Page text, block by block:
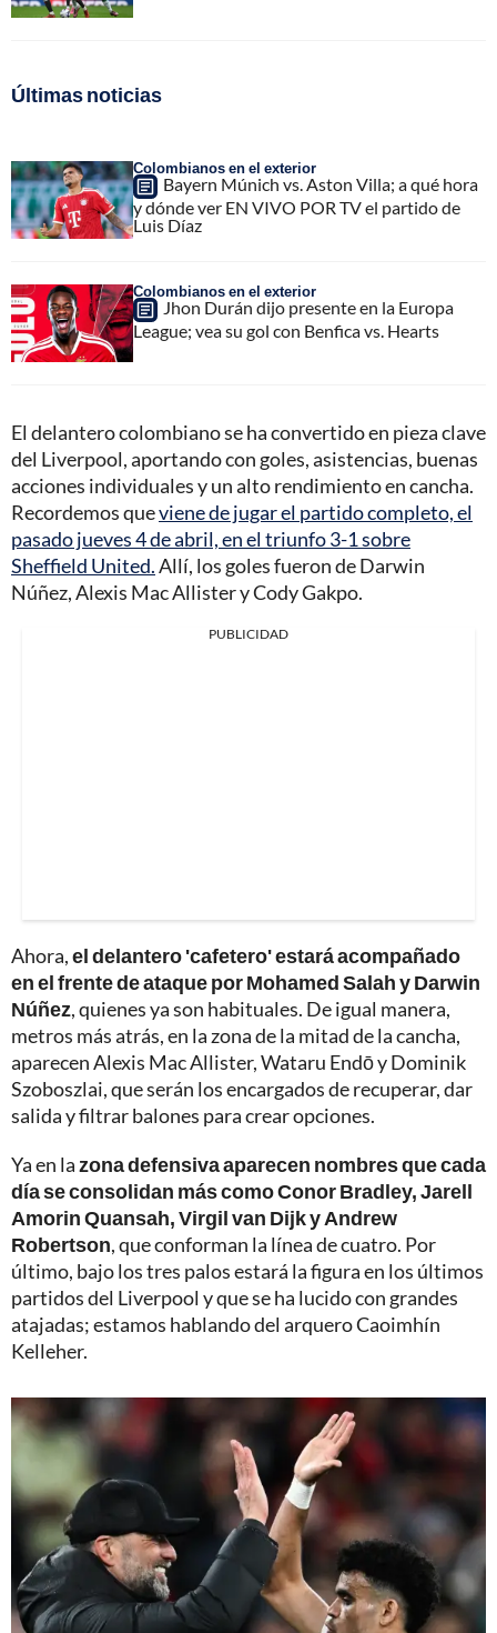
Últimas noticias
Colombianos en el exterior
Bayern Múnich vs. Aston Villa; a qué hora
y dónde ver EN VIVO POR TV el partido de
Luis Díaz
Colombianos en el exterior
Jhon Durán dijo presente en la Europa
League; vea su gol con Benfica vs. Hearts
El delantero colombiano se ha convertido en pieza clave
del Liverpool, aportando con goles, asistencias, buenas
acciones individuales y un alto rendimiento en cancha.
Recordemos queviene de jugar el partido completo, el
pasado jueves 4 de abril, en el triunfo 3-1 sobre
Sheffield United.Allí, los goles fueron de Darwin
Núñez, Alexis Mac Allister y Cody Gakpo.
PUBLICIDAD
Ahora,el delantero 'cafetero' estará acompañado
en el frente de ataque por Mohamed Salah y Darwin
Núñez, quienes ya son habituales. De igual manera,
metros más atrás, en la zona de la mitad de la cancha,
aparecen Alexis Mac Allister, Wataru Endō y Dominik
Szoboszlai, que serán los encargados de recuperar, dar
salida y filtrar balones para crear opciones.
Ya en lazona defensiva aparecen nombres que cada
día se consolidan más como Conor Bradley, Jarell
Amorin Quansah, Virgil van Dijk y Andrew
Robertson, que conforman la línea de cuatro. Por
último, bajo los tres palos estará la figura en los últimos
partidos del Liverpool y que se ha lucido con grandes
atajadas; estamos hablando del arquero Caoimhín
Kelleher.